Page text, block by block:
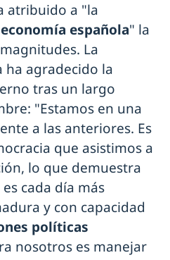
atribuido a "la
española" la
La
ha agradecido la
tras un largo
"Estamos en una
a las anteriores. Es
que asistimos a
lo que demuestra
cada día más
y con capacidad
políticas
nosotros es manejar